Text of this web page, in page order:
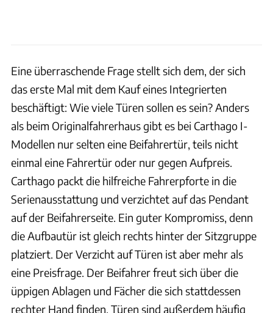
Eine überraschende Frage stellt sich dem, der sich
das erste Mal mit dem Kauf eines Integrierten
beschäftigt: Wie viele Türen sollen es sein? Anders
als beim Originalfahrerhaus gibt es bei Carthago I-
Modellen nur selten eine Beifahrertür, teils nicht
einmal eine Fahrertür oder nur gegen Aufpreis.
Carthago packt die hilfreiche Fahrerpforte in die
Serienausstattung und verzichtet auf das Pendant
auf der Beifahrerseite. Ein guter Kompromiss, denn
die Aufbautür ist gleich rechts hinter der Sitzgruppe
platziert. Der Verzicht auf Türen ist aber mehr als
eine Preisfrage. Der Beifahrer freut sich über die
üppigen Ablagen und Fächer die sich stattdessen
rechter Hand finden. Türen sind außerdem häufig